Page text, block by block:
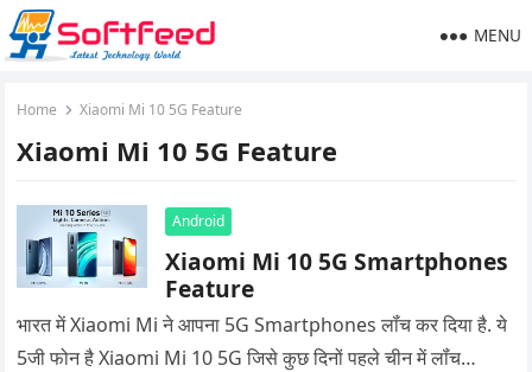
MENU
Home Xiaomi Mi 10 5G Feature
Xiaomi Mi 10 5G Feature
Android
Xiaomi Mi 10 5G Smartphones
Feature
भारत में Xiaomi Mi ने आपना 5G Smartphones लॉंच कर दिया है. ये
5जी फोन है Xiaomi Mi 10 5G जिसे कुछ दिनों पहले चीन में लॉंच…